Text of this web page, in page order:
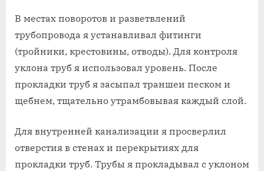
В местах поворотов и разветвлений
трубопровода я устанавливал фитинги
(тройники, крестовины, отводы). Для контроля
уклона труб я использовал уровень. После
прокладки труб я засыпал траншеи песком и
щебнем, тщательно утрамбовывая каждый слой.
Для внутренней канализации я просверлил
отверстия в стенах и перекрытиях для
прокладки труб. Трубы я прокладывал с уклоном